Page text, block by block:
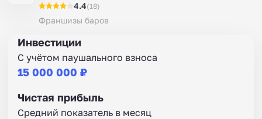
4.4(18)
Франшизы баров
Инвестиции
С учётом паушального взноса
15 000 000 ₽
Чистая прибыль
Средний показатель в месяц